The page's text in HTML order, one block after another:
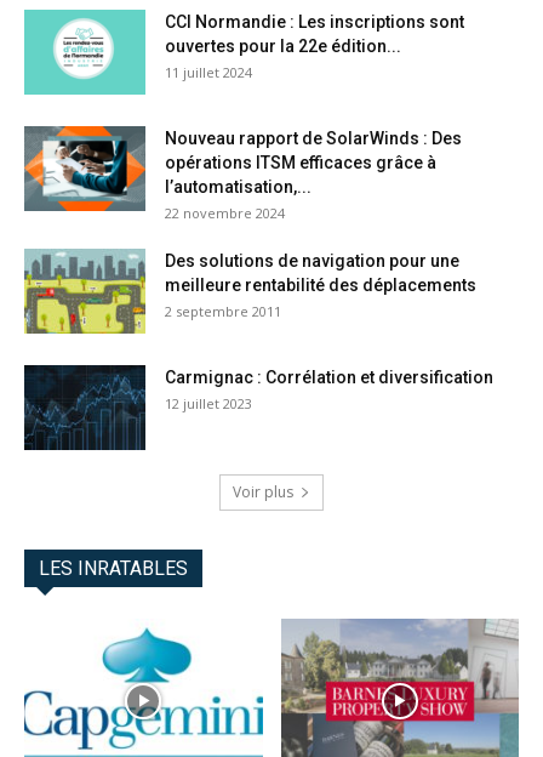
CCI Normandie : Les inscriptions sont
ouvertes pour la 22e édition...
11 juillet 2024
Nouveau rapport de SolarWinds : Des
opérations ITSM efficaces grâce à
l’automatisation,...
22 novembre 2024
Des solutions de navigation pour une
meilleure rentabilité des déplacements
2 septembre 2011
Carmignac : Corrélation et diversification
12 juillet 2023
Voir plus
LES INRATABLES